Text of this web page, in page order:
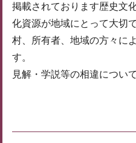
掲載されております歴史文
化資源が地域にとって大切
村、所有者、地域の方々に
す。
見解・学説等の相違につい